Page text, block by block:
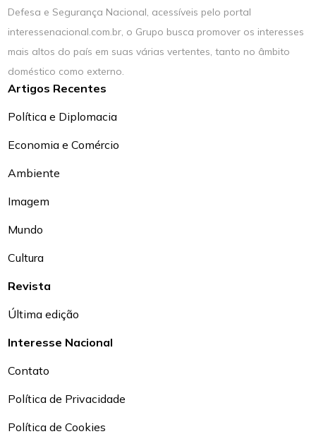
Defesa e Segurança Nacional, acessíveis pelo portal
interessenacional.com.br, o Grupo busca promover os interesses
mais altos do país em suas várias vertentes, tanto no âmbito
doméstico como externo.
Artigos Recentes
Política e Diplomacia
Economia e Comércio
Ambiente
Imagem
Mundo
Cultura
Revista
Última edição
Interesse Nacional
Contato
Política de Privacidade
Política de Cookies